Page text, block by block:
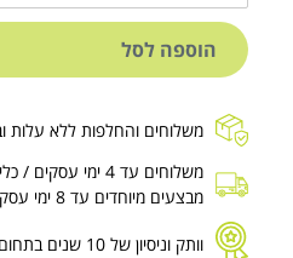
הוספה לסל
משלוחים והחלפות ללא עלות
מבצעים מיוחדים עד 8 ימי עסקים
וותק וניסיון של 10 שנים בתחום האופנועים